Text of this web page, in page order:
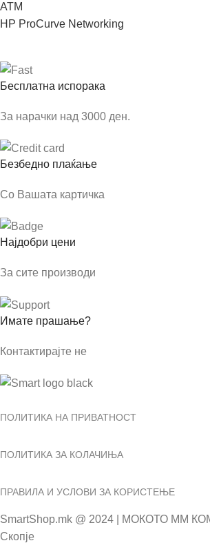
ATM
HP ProCurve Networking
Бесплатна испорака
За нарачки над 3000 ден.
Безбедно плаќање
Со Вашата картичка
Најдобри цени
За сите производи
Имате прашање?
Контактирајте не
ПОЛИТИКА НА ПРИВАТНОСТ
ПОЛИТИКА ЗА КОЛАЧИЊА
ПРАВИЛА И УСЛОВИ ЗА КОРИСТЕЊЕ
SmartShop.mk @ 2024 | МОКОТО ММ
Скопје